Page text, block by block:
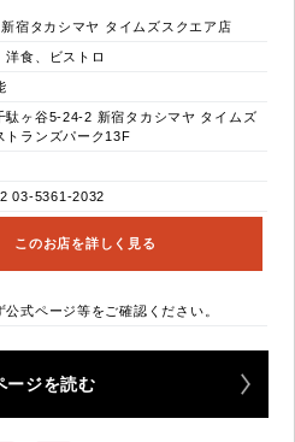
宿タカシマヤ タイムズスクエア店
洋食、ビストロ
駄ヶ谷5-24-2 新宿タカシマヤ タイムズ
ランズパーク13F
03-5361-2032
このお店を詳しく見る
公式ページ等をご確認ください。
ージを読む